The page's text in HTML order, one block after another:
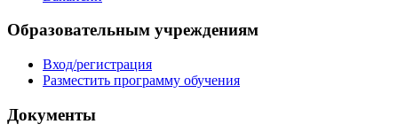
Образовательным учреждениям
Вход/регистрация
Разместить программу обучения
Документы